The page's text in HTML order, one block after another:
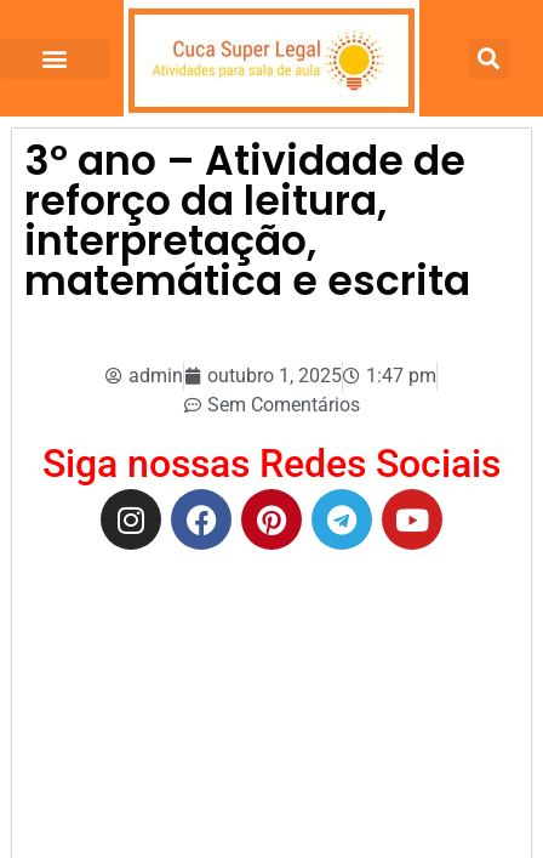
3º ano – Atividade de
reforço da leitura,
interpretação,
matemática e escrita
admin outubro 1, 2025
1:47 pm
Sem Comentários
Siga nossas Redes Sociais